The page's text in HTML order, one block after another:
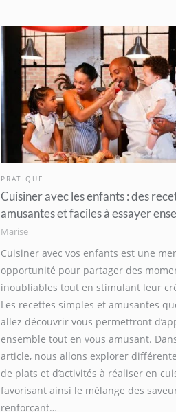
PRATIQUE
Cuisiner avec les enfants : des
amusantes et faciles à essayer
Marise
Cuisiner avec vos enfants est une
opportunité pour partager des
inoubliables tout en stimulant leur
Les recettes simples et amusantes
allez découvrir vous permettront
ensemble tout en vous amusant.
article, nous allons explorer
de plats et d’activités à réaliser en
favorisant ainsi le mélange des
renforçant…